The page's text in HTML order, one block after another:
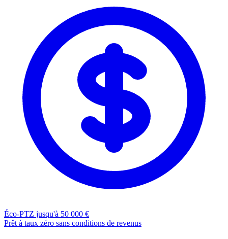
Éco-PTZ jusqu'à 50 000 €
Prêt à taux zéro sans conditions de revenus